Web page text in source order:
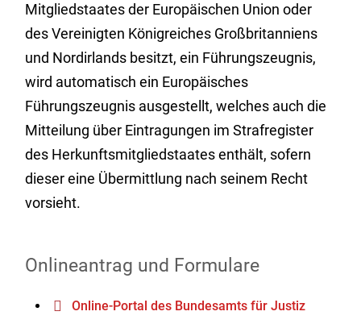
Mitgliedstaates der Europäischen Union oder
des Vereinigten Königreiches Großbritanniens
und Nordirlands besitzt, ein Führungszeugnis,
wird automatisch ein Europäisches
Führungszeugnis ausgestellt, welches auch die
Mitteilung über Eintragungen im Strafregister
des Herkunftsmitgliedstaates enthält, sofern
dieser eine Übermittlung nach seinem Recht
vorsieht.
Onlineantrag und Formulare
Online-Portal des Bundesamts für Justiz